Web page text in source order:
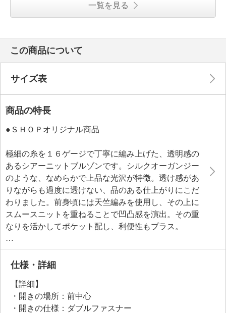
一覧を見る
この商品について
サイズ表
商品の特長
●ＳＨＯＰオリジナル商品
極細の糸を１６ゲージで丁寧に編み上げた、透明感の
あるシアーニットブルゾンです。シルクオーガンジー
のような、なめらかで上品な光沢が特徴。透け感があ
りながらも過度に透けない、品のある仕上がりにこだ
わりました。前身頃には天竺編みを使用し、その上に
スムースニットを重ねることで凹凸感を演出。その重
なりを活かしてポケット配し、利便性もプラス。
前立て部分には繊細なラメの縦ラインをあしらい、ゴ
ールドカラーのファスナー引き手と相まってエレガン
トな印象に。ダブルファスナーを採用しているため、
口に向かってゆとりのあるギャザースリーブは、前後
の肩に続くパターンで着用しやすさを追求しました。
仕様・詳細
【詳細】
・開きの場所：前中心
・開きの仕様：ダブルファスナー